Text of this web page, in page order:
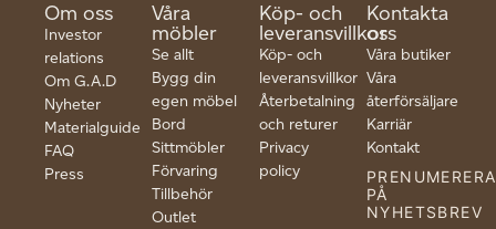
Om oss
Investor
relations
Om G.A.D
Nyheter
Materialguide
FAQ
Press
Våra
möbler
Se allt
Bygg din
egen möbel
Bord
Sittmöbler
Förvaring
Tillbehör
Outlet
Köp- och
leveransvillkor
Köp- och
leveransvillkor
Återbetalning
och returer
Privacy
policy
Kontakta
oss
Våra butiker
Våra
återförsäljare
Karriär
Kontakt
PRENUMERERA
PÅ
NYHETSBREV